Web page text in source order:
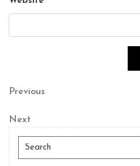
Beitrags-
Navigation
Previous
Previous
Next
Post
Next
Search
for: